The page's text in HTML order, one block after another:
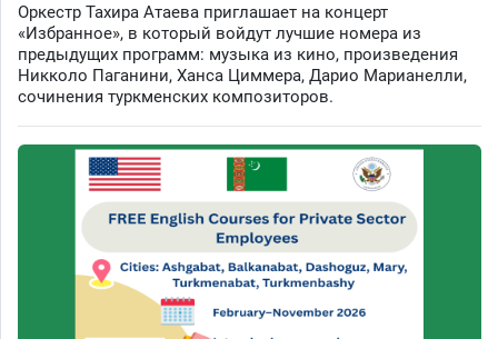
Оркестр Тахира Атаева приглашает на концерт
«Избранное», в который войдут лучшие номера из
предыдущих программ: музыка из кино, произведения
Никколо Паганини, Ханса Циммера, Дарио Марианелли,
сочинения туркменских композиторов.